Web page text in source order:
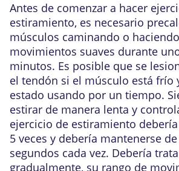
Antes de comenzar a hacer
estiramiento, es necesario
músculos caminando o
movimientos suaves durante
minutos. Es posible que se
el tendón si el músculo está frío
estado usando por un tiempo.
estirar de manera lenta y
ejercicio de estiramiento
5 veces y debería mantenerse
segundos cada vez. Debería
gradualmente, su rango de